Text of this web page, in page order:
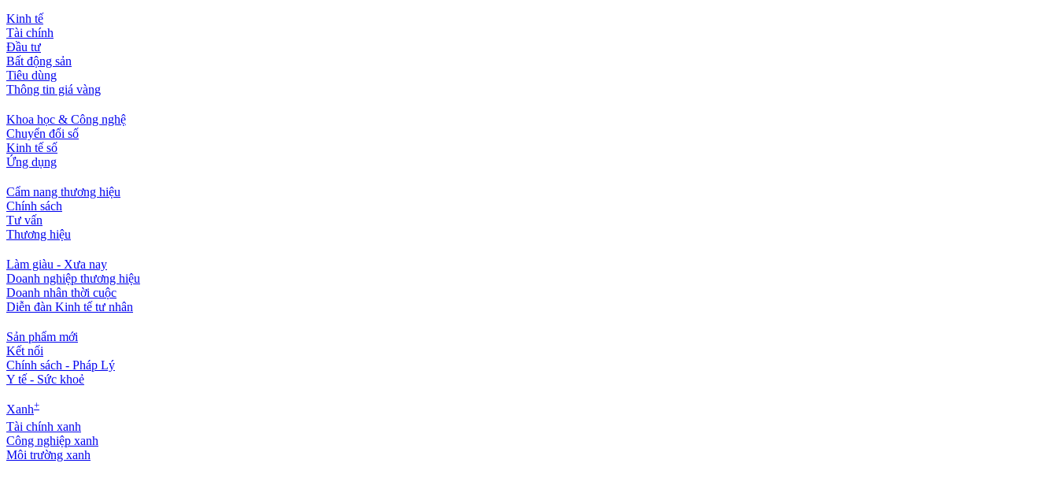
Kinh tế
Tài chính
Đầu tư
Bất động sản
Tiêu dùng
Thông tin giá vàng
Khoa học & Công nghệ
Chuyển đổi số
Kinh tế số
Ứng dụng
Cẩm nang thương hiệu
Chính sách
Tư vấn
Thương hiệu
Làm giàu - Xưa nay
Doanh nghiệp thương hiệu
Doanh nhân thời cuộc
Diễn đàn Kinh tế tư nhân
Sản phẩm mới
Kết nối
Chính sách - Pháp Lý
Y tế - Sức khoẻ
Xanh+
Tài chính xanh
Công nghiệp xanh
Môi trường xanh